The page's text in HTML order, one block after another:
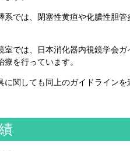
系では、閉塞性黄疸や化膿性胆
室では、日本消化器内視鏡学会
療を行っています。
に関しても同上のガイドラインを